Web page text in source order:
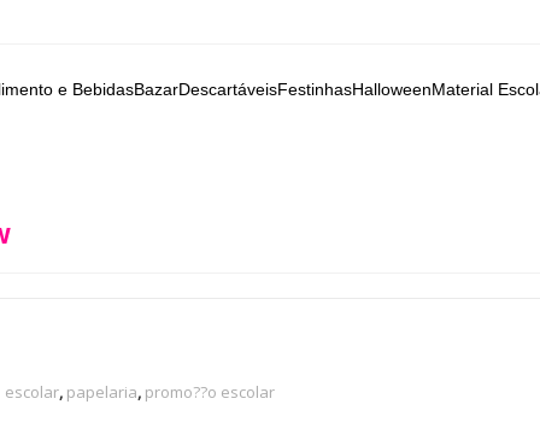
e BebidasBazarDescartáveisFestinhasHalloweenMaterial
escolar, papelaria, promo??o escolar